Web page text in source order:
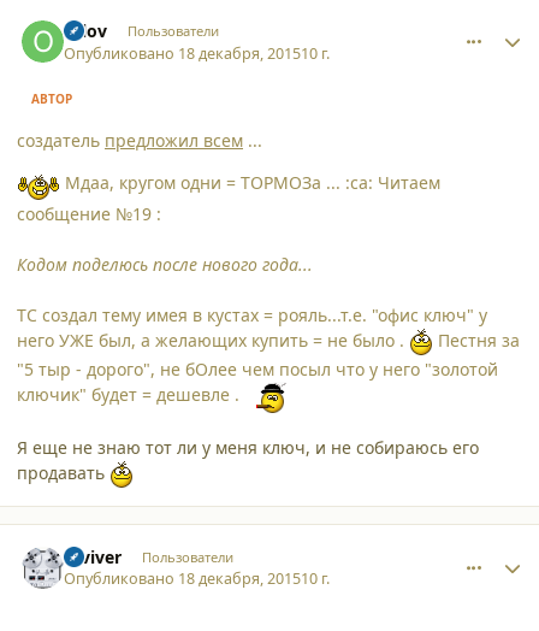
orlov Пользователи
Опубликовано 18 декабря, 201510 г.
АВТОР
создатель предложил всем ...
Мдаа, кругом одни = ТОРМОЗа ... :ca: Читаем
сообщение №19 :
Кодом поделюсь после нового года...
ТС создал тему имея в кустах = рояль...т.е. "офис ключ" у
него УЖЕ был, а желающих купить = не было .
Пестня за
"5 тыр - дорого", не бОлее чем посыл что у него "золотой
ключик" будет = дешевле .
Я еще не знаю тот ли у меня ключ, и не собираюсь его
продавать
reviver Пользователи
Опубликовано 18 декабря, 201510 г.